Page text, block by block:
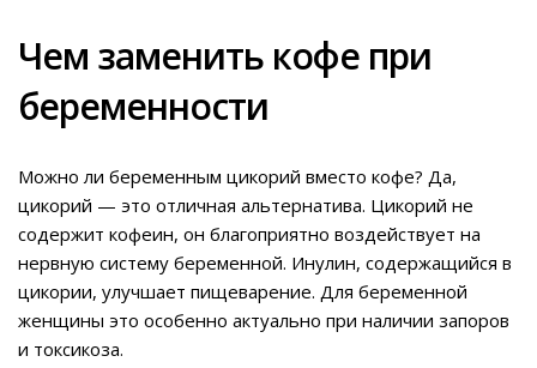
Чем заменить кофе при
беременности
Можно ли беременным цикорий вместо кофе? Да,
цикорий — это отличная альтернатива. Цикорий не
содержит кофеин, он благоприятно воздействует на
нервную систему беременной. Инулин, содержащийся в
цикории, улучшает пищеварение. Для беременной
женщины это особенно актуально при наличии запоров
и токсикоза.